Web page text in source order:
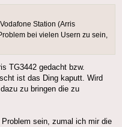
Station (Arris
bei vielen Usern zu sein,
TG3442 gedacht bzw.
ist das Ding kaputt. Wird
zu bringen die zu
sein, zumal ich mir die